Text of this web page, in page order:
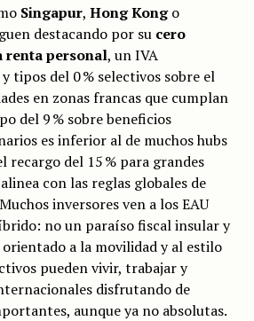
Singapur, Hong Kongo
destacando por su cero
renta personal, un IVA
tipos del 0 % selectivos sobre el
en zonas francas que cumplan
del 9 % sobre beneficios
es inferior al de muchos hubs
recargo del 15 % para grandes
con las reglas globales de
inversores ven a los EAU
no un paraíso fiscal insular y
a la movilidad y al estilo
pueden vivir, trabajar y
disfrutando de
aunque ya no absolutas.